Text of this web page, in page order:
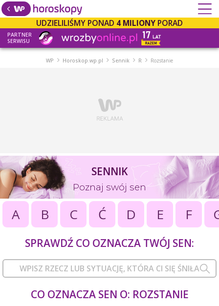
UDZIELILIŚMY PONAD 4 MILIONY PORAD
PARTNER
SERWISU
WP Horoskop.wp.pl Sennik R Rozstanie
SENNIK
Poznaj swój sen
A B C Ć D E F
SPRAWDŹ CO OZNACZA TWÓJ SEN:
CO OZNACZA SEN O: ROZSTANIE